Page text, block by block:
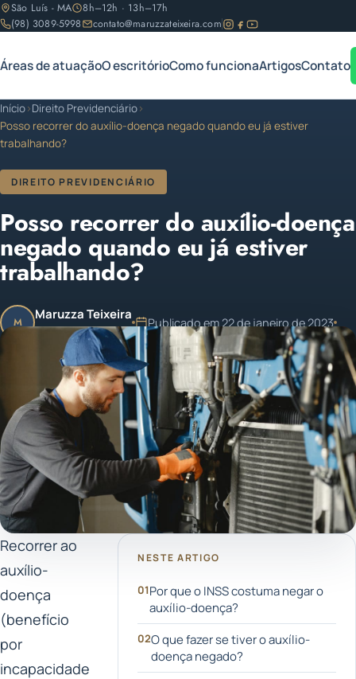
São Luís - MA
8h–12h · 13h–17h
(98) 3089-5998
contato@maruzzateixeira.com
Áreas de atuaçãoO escritórioComo funcionaArtigosContato
Início›Direito Previdenciário›
Posso recorrer do auxílio-doença negado quando eu já estiver
trabalhando?
DIREITO PREVIDENCIÁRIO
Posso recorrer do auxílio-doença
negado quando eu já estiver
trabalhando?
M Maruzza Teixeira
OAB/MA 11.810
Publicado em 22 de janeiro de 2023
4 min de leitura
Recorrer ao
auxílio-
doença
(benefício
por
incapacidade
NESTE ARTIGO
Por que o INSS costuma negar o
auxílio-doença?
O que fazer se tiver o auxílio-
doença negado?